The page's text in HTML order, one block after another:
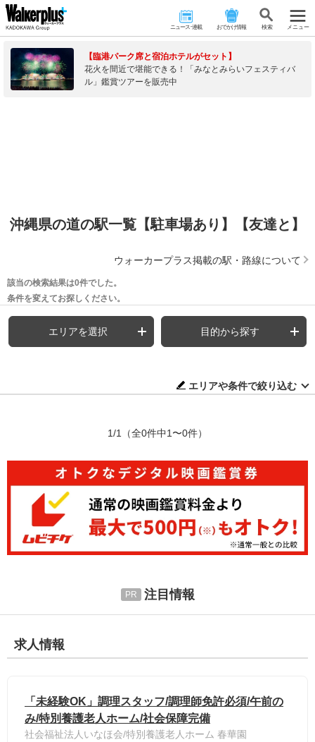
ニュース･連載 おでかけ情報 検 索 メニュー
【臨港パーク席と宿泊ホテルがセット】
花火を間近で堪能できる！「みなとみらいフェスティバ
ル」鑑賞ツアーを販売中
沖縄県の道の駅一覧【駐車場あり】【友達と】
ウォーカープラス掲載の駅・路線について
該当の検索結果は0件でした。
条件を変えてお探しください。
エリアを選択 目的から探す
エリアや条件で絞り込む
1/1 （全0件中1〜0件）
注目情報
求人情報
「未経験OK」調理スタッフ/調理師免許必須/午前の
み/特別養護老人ホーム/社会保障完備
社会福祉法人いなほ会/特別養護老人ホーム 春華園